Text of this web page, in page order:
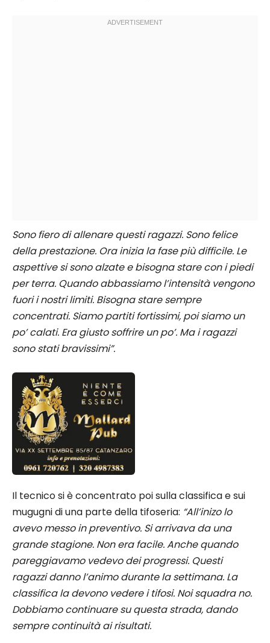
Sono fiero di allenare questi ragazzi. Sono felice
della prestazione. Ora inizia la fase più difficile. Le
aspettive si sono alzate e bisogna stare con i piedi
per terra. Quando abbassiamo l’intensità vengono
fuori i nostri limiti. Bisogna stare sempre
concentrati. Siamo partiti fortissimi, poi siamo un
po’ calati. Era giusto soffrire un po’. Ma i ragazzi
sono stati bravissimi”.
Il tecnico si è concentrato poi sulla classifica e sui
mugugni di una parte della tifoseria: “All’inizo lo
avevo messo in preventivo. Si arrivava da una
grande stagione. Non era facile. Anche quando
pareggiavamo vedevo dei progressi. Questi
ragazzi danno l’animo durante la settimana. La
classifica la devono vedere i tifosi. Noi squadra no.
Dobbiamo continuare su questa strada, dando
sempre continuità ai risultati.